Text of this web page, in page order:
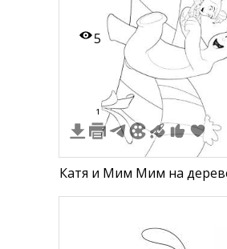
5
1
Катя и Мим Мим на